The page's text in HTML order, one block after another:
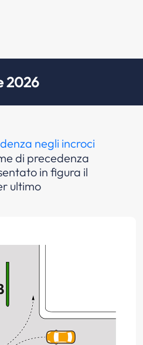
2026
negli incroci
di precedenza
in figura il
ultimo